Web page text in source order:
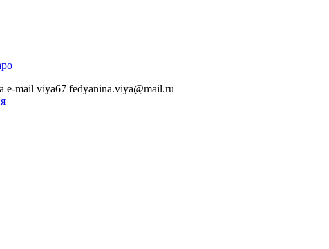
e-mail viya67 fedyanina.viya@mail.ru